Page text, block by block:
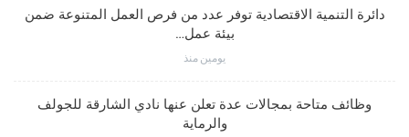
دائرة التنمية الاقتصادية توفر عدد من فرص العمل المتنوعة ضمن
بيئة عمل…
يومين منذ
وظائف متاحة بمجالات عدة تعلن عنها نادي الشارقة للجولف
والرماية